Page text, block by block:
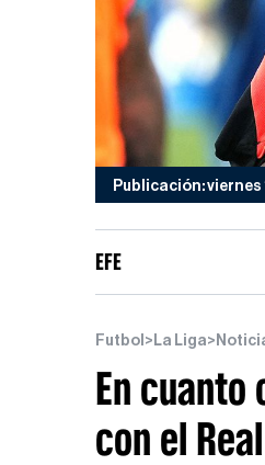
Publicación: viernes
EFE
Futbol > La Liga>
En cuanto
con el